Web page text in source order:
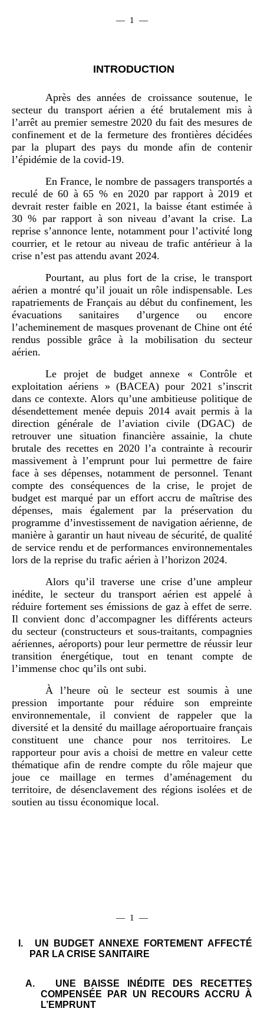
— 1 —
INTRODUCTION
Après des années de croissance soutenue, le
secteur du transport aérien a été brutalement mis à
l’arrêt au premier semestre 2020 du fait des mesures de
confinement et de la fermeture des frontières décidées
par la plupart des pays du monde afin de contenir
l’épidémie de la covid‑19.
En France, le nombre de passagers transportés a
reculé de 60 à 65 % en 2020 par rapport à 2019 et
devrait rester faible en 2021, la baisse étant estimée à
30 % par rapport à son niveau d’avant la crise. La
reprise s’annonce lente, notamment pour l’activité long
courrier, et le retour au niveau de trafic antérieur à la
crise n’est pas attendu avant 2024.
Pourtant, au plus fort de la crise, le transport
aérien a montré qu’il jouait un rôle indispensable. Les
rapatriements de Français au début du confinement, les
évacuations sanitaires d’urgence ou encore
l’acheminement de masques provenant de Chine ont été
rendus possible grâce à la mobilisation du secteur
aérien.
Le projet de budget annexe « Contrôle et
exploitation aériens » (BACEA) pour 2021 s’inscrit
dans ce contexte. Alors qu’une ambitieuse politique de
désendettement menée depuis 2014 avait permis à la
direction générale de l’aviation civile (DGAC) de
retrouver une situation financière assainie, la chute
brutale des recettes en 2020 l’a contrainte à recourir
massivement à l’emprunt pour lui permettre de faire
face à ses dépenses, notamment de personnel. Tenant
compte des conséquences de la crise, le projet de
budget est marqué par un effort accru de maîtrise des
dépenses, mais également par la préservation du
programme d’investissement de navigation aérienne, de
manière à garantir un haut niveau de sécurité, de qualité
de service rendu et de performances environnementales
lors de la reprise du trafic aérien à l’horizon 2024.
Alors qu’il traverse une crise d’une ampleur
inédite, le secteur du transport aérien est appelé à
réduire fortement ses émissions de gaz à effet de serre.
Il convient donc d’accompagner les différents acteurs
du secteur (constructeurs et sous-traitants, compagnies
aériennes, aéroports) pour leur permettre de réussir leur
transition énergétique, tout en tenant compte de
l’immense choc qu’ils ont subi.
À l’heure où le secteur est soumis à une
pression importante pour réduire son empreinte
environnementale, il convient de rappeler que la
diversité et la densité du maillage aéroportuaire français
constituent une chance pour nos territoires. Le
rapporteur pour avis a choisi de mettre en valeur cette
thématique afin de rendre compte du rôle majeur que
joue ce maillage en termes d’aménagement du
territoire, de désenclavement des régions isolées et de
soutien au tissu économique local.
— 1 —
I.
UN BUDGET ANNEXE FORTEMENT AFFECTÉ
PAR LA CRISE SANITAIRE
A.
UNE BAISSE INÉDITE DES RECETTES
COMPENSÉE PAR UN RECOURS ACCRU À
L’EMPRUNT